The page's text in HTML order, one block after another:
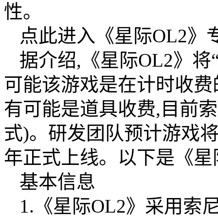
性。
点此进入《星际OL2》
据介绍,《星际OL2》
可能该游戏是在计时收
有可能是道具收费,目前
式)。研发团队预计游戏
年正式上线。以下是《
基本信息
1.《星际OL2》采用索